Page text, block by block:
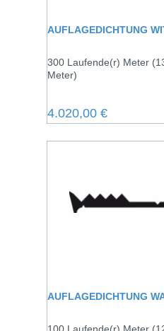
AUFLAGEDICHTUNG
300 Laufende(r) Meter
Meter)
Regulärer Preis:
4.020,00 €
AUFLAGEDICHTUNG